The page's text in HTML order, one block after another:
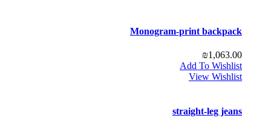
Monogram-print backpack
₪1,063.00
Add To Wishlist
View Wishlist
straight-leg jeans